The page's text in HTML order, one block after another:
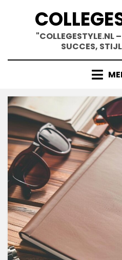
"COLLEGESTYLE.NL
SUCCES,